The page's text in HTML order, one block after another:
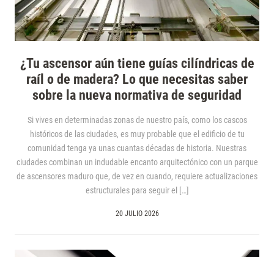
¿Tu ascensor aún tiene guías cilíndricas de
raíl o de madera? Lo que necesitas saber
sobre la nueva normativa de seguridad
Si vives en determinadas zonas de nuestro país, como los cascos
históricos de las ciudades, es muy probable que el edificio de tu
comunidad tenga ya unas cuantas décadas de historia. Nuestras
ciudades combinan un indudable encanto arquitectónico con un parque
de ascensores maduro que, de vez en cuando, requiere actualizaciones
estructurales para seguir el […]
20 JULIO 2026